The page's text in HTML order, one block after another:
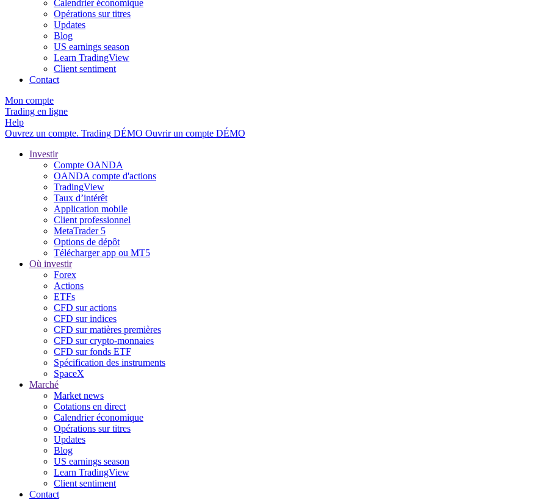
Calendrier économique
Opérations sur titres
Updates
Blog
US earnings season
Learn TradingView
Client sentiment
Contact
Mon compte
Trading en ligne
Help
Ouvrez un compte. Trading DÉMO Ouvrir un compte DÉMO
Investir
Compte OANDA
OANDA compte d'actions
TradingView
Taux d’intérêt
Application mobile
Client professionnel
MetaTrader 5
Options de dépôt
Télécharger app ou MT5
Où investir
Forex
Actions
ETFs
CFD sur actions
CFD sur indices
CFD sur matières premières
CFD sur crypto-monnaies
CFD sur fonds ETF
Spécification des instruments
SpaceX
Marché
Market news
Cotations en direct
Calendrier économique
Opérations sur titres
Updates
Blog
US earnings season
Learn TradingView
Client sentiment
Contact